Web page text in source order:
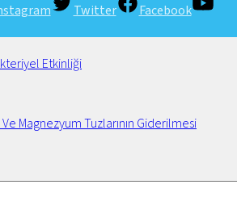
Twitter
Facebook
Etkinliği
Magnezyum Tuzlarının Giderilmesi